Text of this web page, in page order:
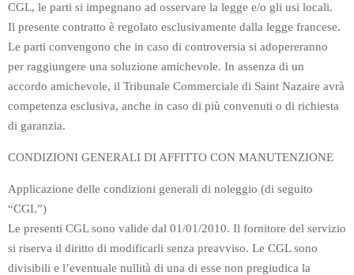
CGL, le parti si impegnano ad osservare la legge e/o gli usi locali.
Il presente contratto è regolato esclusivamente dalla legge francese.
Le parti convengono che in caso di controversia si adopereranno
per raggiungere una soluzione amichevole. In assenza di un
accordo amichevole, il Tribunale Commerciale di Saint Nazaire avrà
competenza esclusiva, anche in caso di più convenuti o di richiesta
di garanzia.
CONDIZIONI GENERALI DI AFFITTO CON MANUTENZIONE
Applicazione delle condizioni generali di noleggio (di seguito
“CGL”)
Le presenti CGL sono valide dal 01/01/2010. Il fornitore del servizio
si riserva il diritto di modificarli senza preavviso. Le CGL sono
divisibili e l’eventuale nullità di una di esse non pregiudica la